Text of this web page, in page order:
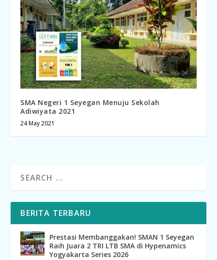
SMA Negeri 1 Seyegan Menuju Sekolah
Adiwiyata 2021
24 May 2021
BERITA TERBARU
Prestasi Membanggakan! SMAN 1 Seyegan
Raih Juara 2 TRI LTB SMA di Hypenamics
Yogyakarta Series 2026